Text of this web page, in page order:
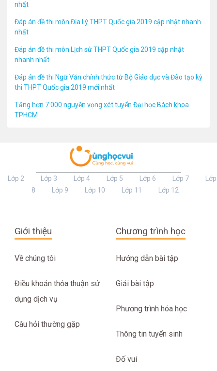
nhất
Đáp án đề thi môn Địa Lý THPT Quốc gia 2019 cập nhật nhanh
nhất
Đáp án đề thi môn Lịch sử THPT Quốc gia 2019 cập nhật
nhanh nhất
Đáp án đề thi Ngữ Văn chính thức từ Bộ Giáo dục và Đào tạo kỳ
thi THPT Quốc gia 2019 mới nhất
Tăng hơn 7.000 nguyện vọng xét tuyển Đại học Bách khoa
TPHCM
Lớp 2 Lớp 3 Lớp 4 Lớp 5 Lớp 6 Lớp 7
Lớp
8
Lớp 9 Lớp 10 Lớp 11 Lớp 12
Giới thiệu
Về chúng tôi
Điều khoản thỏa thuận sử
dụng dịch vụ
Câu hỏi thường gặp
Chương trình học
Hướng dẫn bài tập
Giải bài tập
Phương trình hóa học
Thông tin tuyển sinh
Đố vui